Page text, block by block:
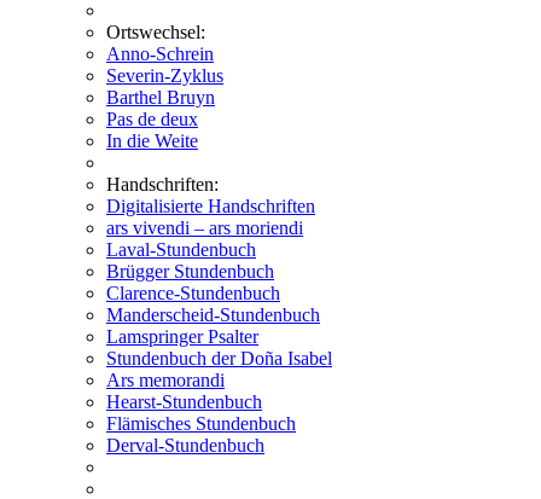
Ortswechsel:
Anno-Schrein
Severin-Zyklus
Barthel Bruyn
Pas de deux
In die Weite
Handschriften:
Digitalisierte Handschriften
ars vivendi – ars moriendi
Laval-Stundenbuch
Brügger Stundenbuch
Clarence-Stundenbuch
Manderscheid-Stundenbuch
Lamspringer Psalter
Stundenbuch der Doña Isabel
Ars memorandi
Hearst-Stundenbuch
Flämisches Stundenbuch
Derval-Stundenbuch